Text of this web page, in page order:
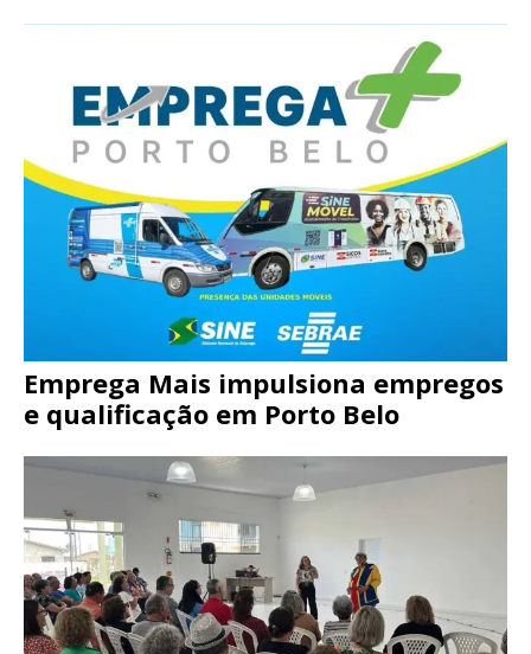
Emprega Mais impulsiona empregos
e qualificação em Porto Belo